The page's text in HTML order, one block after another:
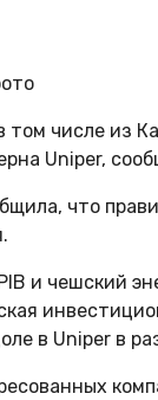
том числе из
Uniper,
что
и чешский
в Uniper в